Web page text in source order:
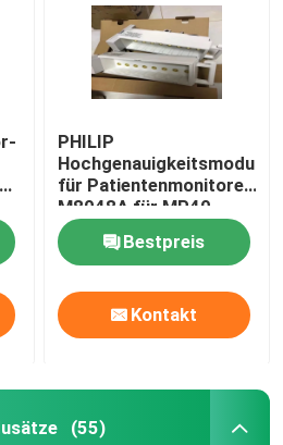
PHILIP
Hochgenauigkeitsmodul
für Patientenmonitore
M8048A für MP40
MP50
Bestpreis
Kontakt
(55)